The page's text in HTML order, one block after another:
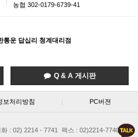
농협 302-0179-6739-41
통운 답십리 청계대리점
Q & A 게시판
보처리방침 | PC버젼
: 02) 2214 - 7741 팩스 : 02)2214-7740